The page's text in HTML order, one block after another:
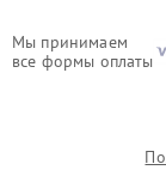
Мы принимаем
все формы оплаты